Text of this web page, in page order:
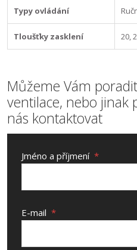
Typy ovládání
Tloušťky zasklení 20,
Můžeme Vám
ventilace, nebo jinak
nás kontaktovat
Jméno a příjmení *
E-mail *